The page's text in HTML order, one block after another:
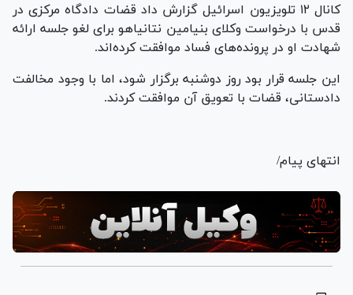
کانال ۱۲ تلویزیون اسرائیل گزارش داد قضات دادگاه مرکزی در
قدس با درخواست وکلای بنیامین نتانیاهو برای لغو جلسه ارائه
شهادت او در پرونده‌های فساد موافقت کرده‌اند.
این جلسه قرار بود روز دوشنبه برگزار شود، اما با وجود مخالفت
دادستانی، قضات با تعویق آن موافقت کردند.
انتهای پیام/